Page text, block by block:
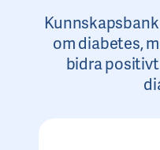
om diabetes,
bidra